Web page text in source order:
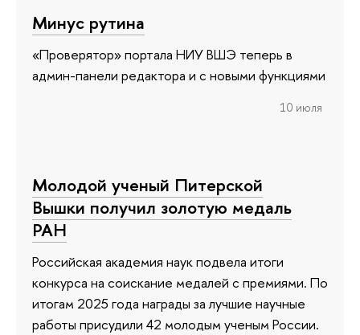
Минус рутина
«Проверятор» портала НИУ ВШЭ теперь в
админ-панели редактора и с новыми функциями
10 июля
Молодой ученый Питерской
Вышки получил золотую медаль
РАН
Российская академия наук подвела итоги
конкурса на соискание медалей с премиями. По
итогам 2025 года награды за лучшие научные
работы присудили 42 молодым ученым России.